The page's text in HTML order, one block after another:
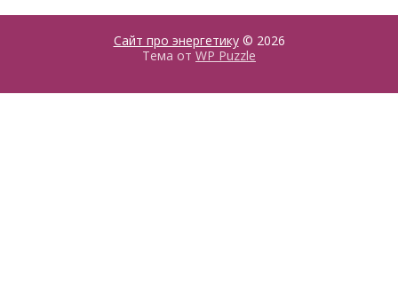
Сайт про энергетику© 2026
Тема от WP Puzzle